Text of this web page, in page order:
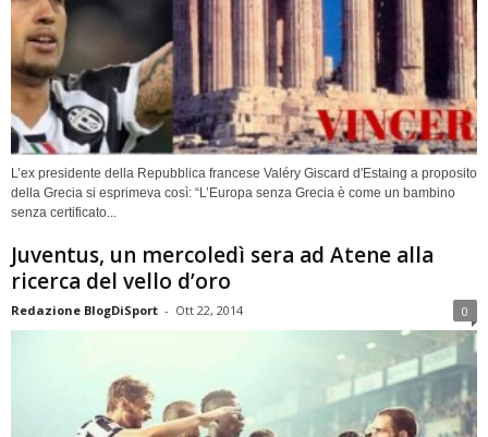
L’ex presidente della Repubblica francese Valéry Giscard d'Estaing a proposito
della Grecia si esprimeva così: “L’Europa senza Grecia è come un bambino
senza certificato...
Juventus, un mercoledì sera ad Atene alla
ricerca del vello d’oro
Redazione BlogDiSport - Ott 22, 2014 0